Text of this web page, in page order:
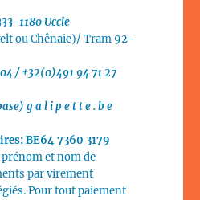
1180 Uccle
ou Chênaie)/ Tram 92-
/ +32(0)491 94 71 27
g a l i p e t t e . b e
BE64 7360 3179
et nom de
par virement
Pour tout paiement